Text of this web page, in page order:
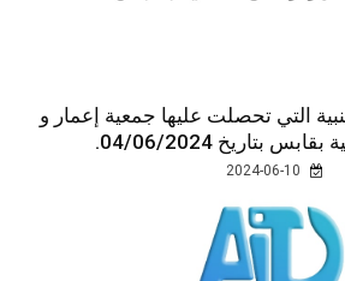
التي تحصلت عليها جمعية إعمار و
بتاريخ 04/06/2024.